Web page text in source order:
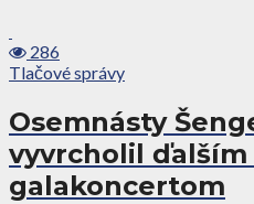
286
Tlačové správy
Osemnásty
vyvrcholil
galakoncertom